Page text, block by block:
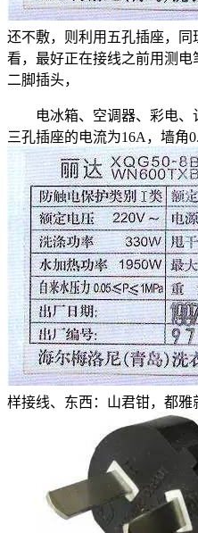
还不敷，则利用五孔插座，
看，最好正在接线之前用测
二脚插头，
电冰箱、空调器、彩电、计
三孔插座的电流为16A，墙角
样接线、东西：山君钳，都